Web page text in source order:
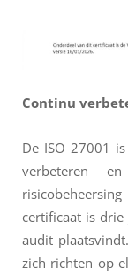
Continu
De ISO 27001
verbeteren
certificaat is
audit
zich richten op